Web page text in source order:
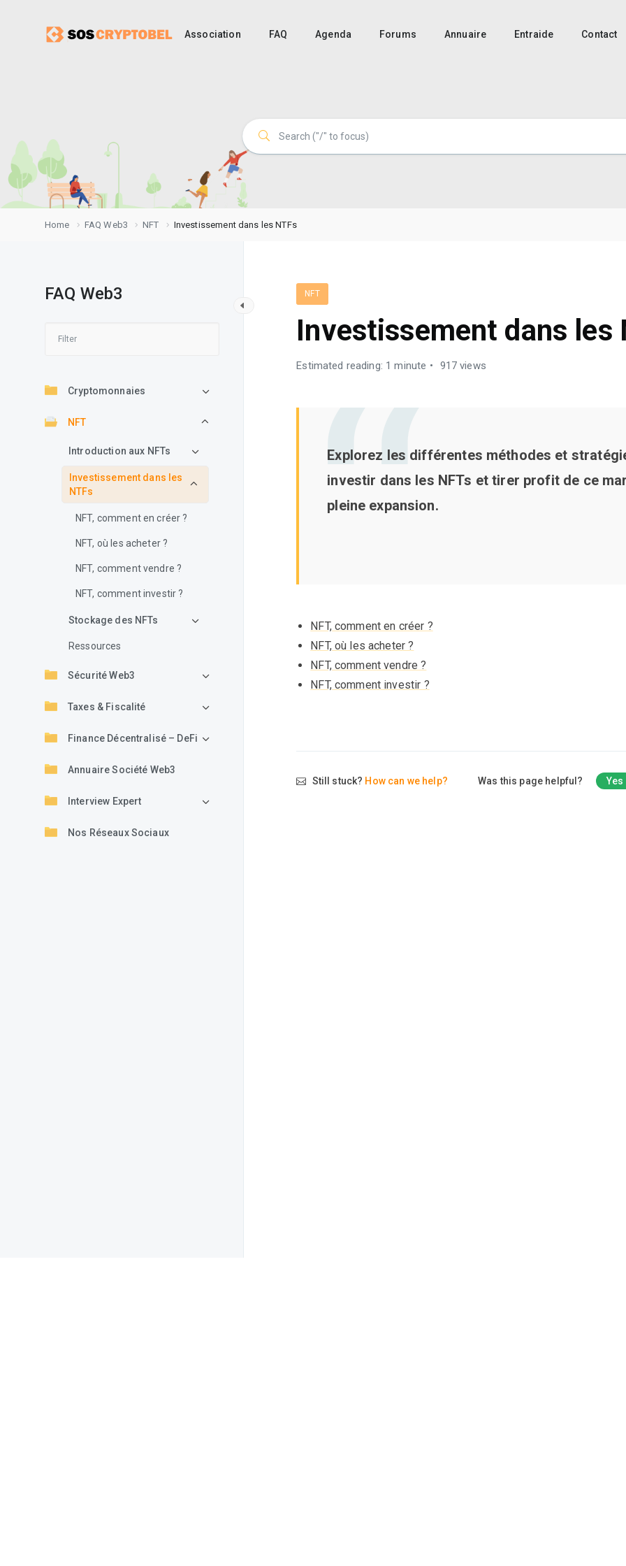
Association FAQ Agenda Forums Annuaire Entraide Contact
Home FAQ Web3 NFT Investissement dans les NTFs
FAQ Web3
Cryptomonnaies
NFT
Introduction aux NFTs
Investissement dans les
NTFs
NFT, comment en créer ?
NFT, où les acheter ?
NFT, comment vendre ?
NFT, comment investir ?
Stockage des NFTs
Ressources
Sécurité Web3
Taxes & Fiscalité
Finance Décentralisé – DeFi
Annuaire Société Web3
Interview Expert
Nos Réseaux Sociaux
NFT
Investissement dans les
Estimated reading: 1 minute 917 views
Explorez les différentes méthodes et
investir dans les NFTs et tirer profit de ce
pleine expansion.
NFT, comment en créer ?
NFT, où les acheter ?
NFT, comment vendre ?
NFT, comment investir ?
Still stuck? How can we help? Was this page helpful? Yes